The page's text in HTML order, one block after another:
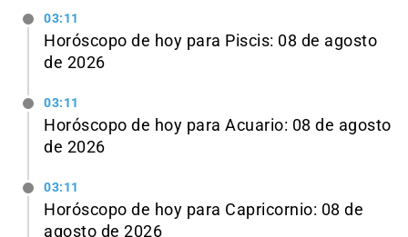
03:11
Horóscopo de hoy para Piscis: 08 de agosto
de 2026
03:11
Horóscopo de hoy para Acuario: 08 de agosto
de 2026
03:11
Horóscopo de hoy para Capricornio: 08 de
agosto de 2026